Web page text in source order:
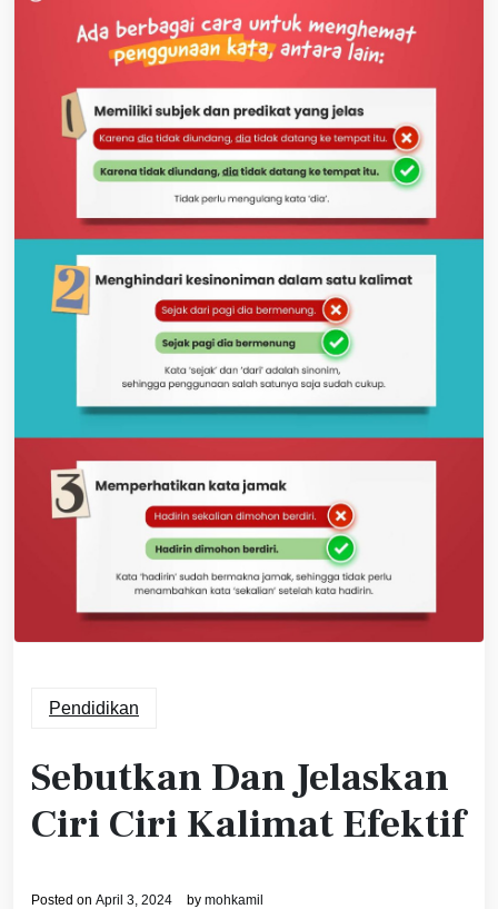
Pendidikan
Sebutkan Dan Jelaskan
Ciri Ciri Kalimat Efektif
Posted on April 3, 2024 by mohkamil